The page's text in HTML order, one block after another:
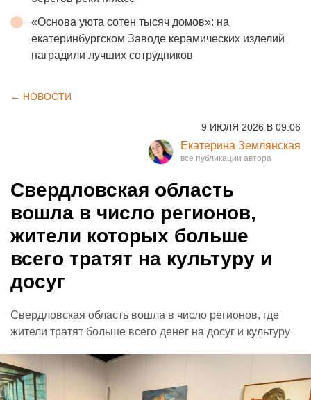
«Основа уюта сотен тысяч домов»: на
екатеринбургском Заводе керамических изделий
наградили лучших сотрудников
← НОВОСТИ
9 ИЮЛЯ 2026 В 09:06
Екатерина Землянская
Свердловская область
вошла в число регионов,
жители которых больше
всего тратят на культуру и
досуг
Свердловская область вошла в число регионов, где
жители тратят больше всего денег на досуг и культуру